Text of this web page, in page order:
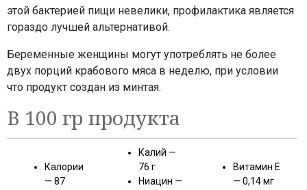
этой бактерией пищи невелики, профилактика является
гораздо лучшей альтернативой.
Беременные женщины могут употреблять не более
двух порций крабового мяса в неделю, при условии
что продукт создан из минтая.
В 100 гр продукта
Калории
— 87
Калий —
76 г
Ниацин —
Витамин Е
— 0,14 мг